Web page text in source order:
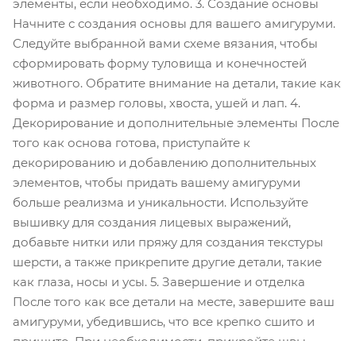
элементы, если необходимо. 3. Создание основы
Начните с создания основы для вашего амигуруми.
Следуйте выбранной вами схеме вязания, чтобы
сформировать форму туловища и конечностей
животного. Обратите внимание на детали, такие как
форма и размер головы, хвоста, ушей и лап. 4.
Декорирование и дополнительные элементы После
того как основа готова, приступайте к
декорированию и добавлению дополнительных
элементов, чтобы придать вашему амигуруми
больше реализма и уникальности. Используйте
вышивку для создания лицевых выражений,
добавьте нитки или пряжу для создания текстуры
шерсти, а также прикрепите другие детали, такие
как глаза, носы и усы. 5. Завершение и отделка
После того как все детали на месте, завершите ваш
амигуруми, убедившись, что все крепко сшито и